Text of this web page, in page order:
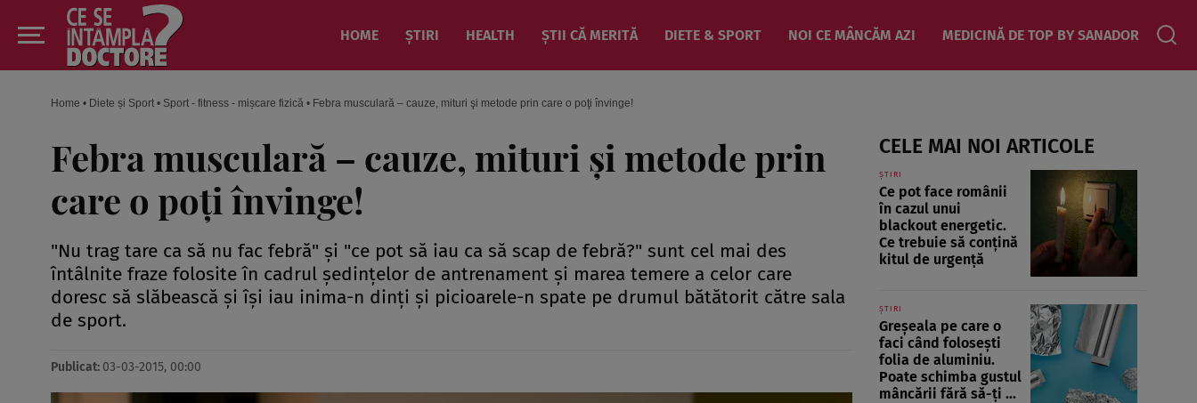
HOME ȘTIRI HEALTH ȘTII CĂ MERITĂ DIETE & SPORT NOI CE MÂNCĂM AZI MEDICINĂ DE TOP BY SANADOR
Home • Diete și Sport • Sport - fitness - mișcare fizică • Febra musculară – cauze, mituri şi metode prin care o poţi învinge!
Febra musculară – cauze, mituri şi metode prin
care o poţi învinge!
"Nu trag tare ca să nu fac febră" şi "ce pot să iau ca să scap de febră?" sunt cel mai des
întâlnite fraze folosite în cadrul şedinţelor de antrenament şi marea temere a celor care
doresc să slăbească şi îşi iau inima-n dinţi şi picioarele-n spate pe drumul bătătorit către sala
de sport.
Publicat: 03-03-2015, 00:00
CELE MAI NOI ARTICOLE
ȘTIRI
Ce pot face românii
în cazul unui
blackout energetic.
Ce trebuie să conțină
kitul de urgență
ȘTIRI
Greșeala pe care o
faci când folosești
folia de aluminiu.
Poate schimba gustul
mâncării fără să-ți ...